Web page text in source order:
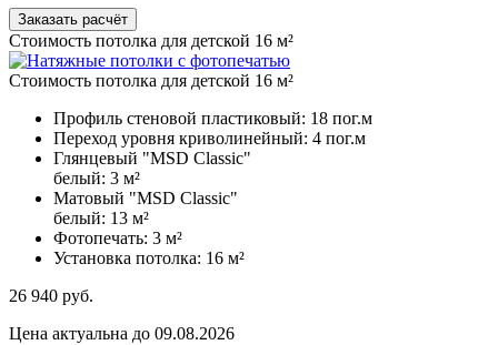
Заказать расчёт
Стоимость потолка для детской 16 м²
Стоимость потолка для детской 16 м²
Профиль стеновой пластиковый: 18 пог.м
Переход уровня криволинейный: 4 пог.м
Глянцевый "MSD Classic"
белый: 3 м²
Матовый "MSD Classic"
белый: 13 м²
Фотопечать: 3 м²
Установка потолка: 16 м²
26 940 руб.
Цена актуальна до 09.08.2026